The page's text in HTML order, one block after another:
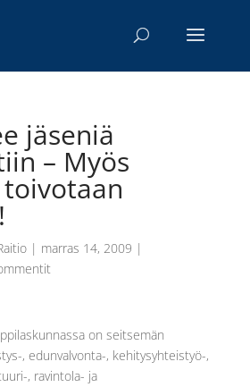
jäseniä
– Myös
toivotaan
| marras 14, 2009 |
on seitsemän
, edunvalvonta-, kehitysyhteistyö-,
, ravintola- ja